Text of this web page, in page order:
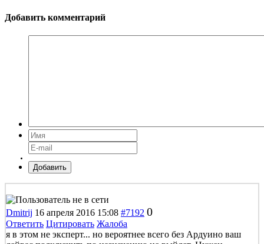
Добавить комментарий
Добавить
Dmitrij 16 апреля 2016 15:08 #7192 0
Ответить Цитировать Жалоба
я в этом не эксперт... но вероятнее всего без Ардуино ваш